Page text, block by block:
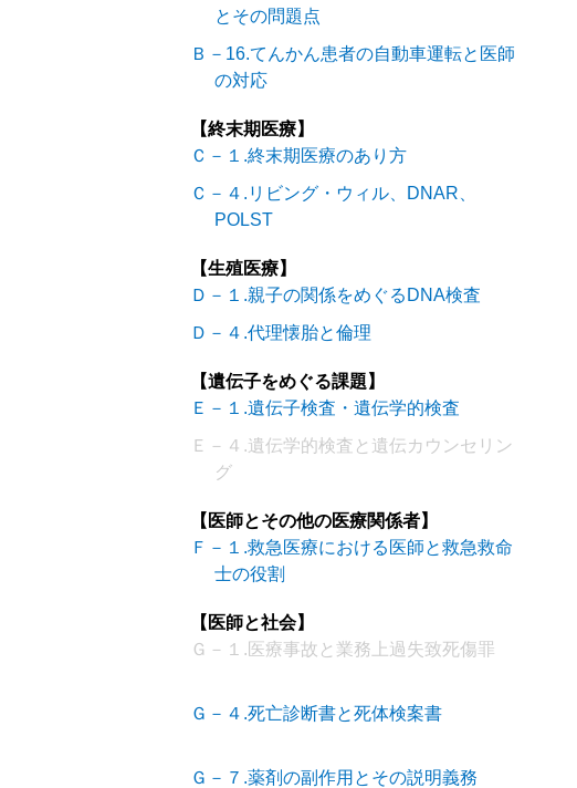
とその問題点
Ｂ－16.てんかん患者の自動車運転と医師
の対応
【終末期医療】
Ｃ－１.終末期医療のあり方
Ｃ－４.リビング・ウィル、DNAR、
POLST
【生殖医療】
Ｄ－１.親子の関係をめぐるDNA検査
Ｄ－４.代理懐胎と倫理
【遺伝子をめぐる課題】
Ｅ－１.遺伝子検査・遺伝学的検査
Ｅ－４.遺伝学的検査と遺伝カウンセリン
グ
【医師とその他の医療関係者】
Ｆ－１.救急医療における医師と救急救命
士の役割
【医師と社会】
Ｇ－１.医療事故と業務上過失致死傷罪
Ｇ－４.死亡診断書と死体検案書
Ｇ－７.薬剤の副作用とその説明義務